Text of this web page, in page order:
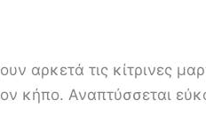
αρκετά τις κίτρινες
κήπο. Αναπτύσσεται